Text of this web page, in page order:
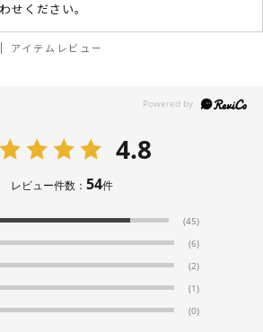
せください。
アイテムレビュー
4.8
レビュー件数： 54件
(45)
(6)
(2)
(1)
(0)